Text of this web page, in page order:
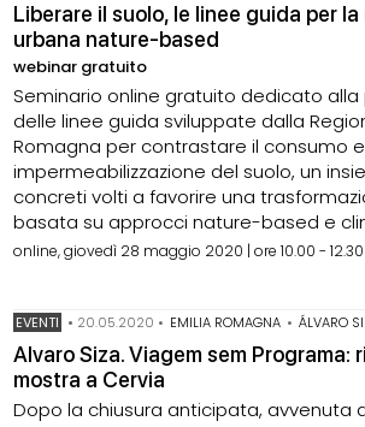
Liberare il suolo, le linee guida per
urbana nature-based
webinar gratuito
Seminario online gratuito dedicato
delle linee guida sviluppate dalla
Romagna per contrastare il consumo
impermeabilizzazione del suolo, un
concreti volti a favorire una
basata su approcci nature-based e
online, giovedì 28 maggio 2020 | ore 10.00 - 12.30
EVENTI • 20.05.2020 • EMILIA ROMAGNA • ÁLVARO SIZA.
Alvaro Siza. Viagem sem Programa:
mostra a Cervia
Dopo la chiusura anticipata, avvenuta